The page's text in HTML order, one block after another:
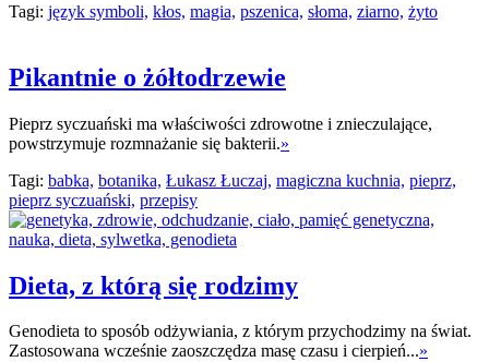
Tagi: język symboli, kłos, magia, pszenica, słoma, ziarno, żyto
Pikantnie o żółtodrzewie
Pieprz syczuański ma właściwości zdrowotne i znieczulające,
powstrzymuje rozmnażanie się bakterii.»
Tagi: babka, botanika, Łukasz Łuczaj, magiczna kuchnia, pieprz,
pieprz syczuański, przepisy
Dieta, z którą się rodzimy
Genodieta to sposób odżywiania, z którym przychodzimy na świat.
Zastosowana wcześnie zaoszczędza masę czasu i cierpień...»